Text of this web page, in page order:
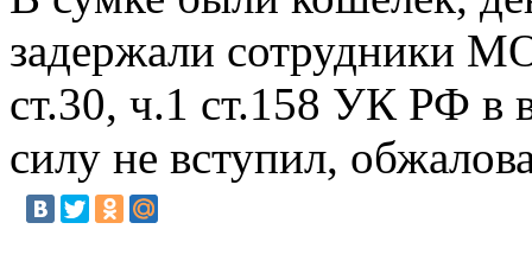
задержали сотрудники
ст.30, ч.1 ст.158 УК РФ в
силу не вступил,